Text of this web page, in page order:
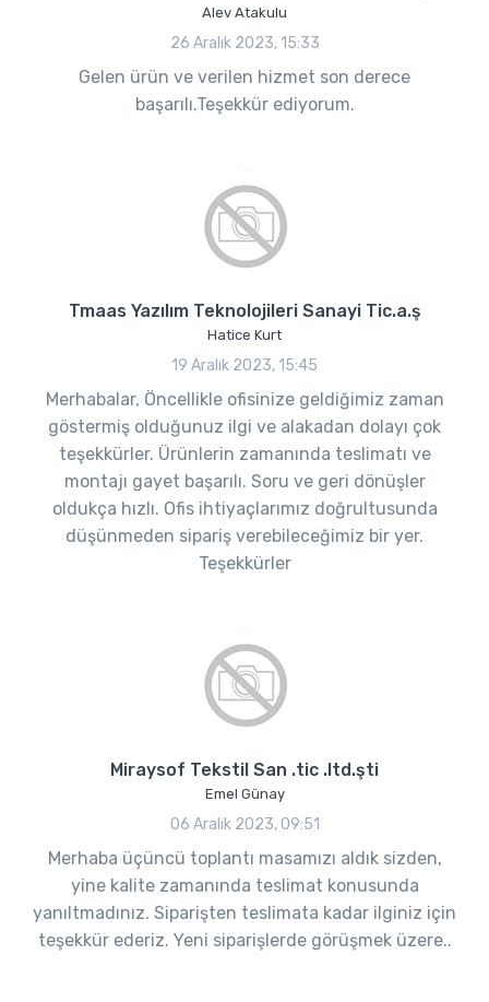
Alev Atakulu
26 Aralık 2023, 15:33
Gelen ürün ve verilen hizmet son derece
başarılı.Teşekkür ediyorum.
Tmaas Yazılım Teknolojileri Sanayi Tic.a.ş
Hatice Kurt
19 Aralık 2023, 15:45
Merhabalar, Öncellikle ofisinize geldiğimiz zaman
göstermiş olduğunuz ilgi ve alakadan dolayı çok
teşekkürler. Ürünlerin zamanında teslimatı ve
montajı gayet başarılı. Soru ve geri dönüşler
oldukça hızlı. Ofis ihtiyaçlarımız doğrultusunda
düşünmeden sipariş verebileceğimiz bir yer.
Teşekkürler
Miraysof Tekstil San .tic .ltd.şti
Emel Günay
06 Aralık 2023, 09:51
Merhaba üçüncü toplantı masamızı aldık sizden,
yine kalite zamanında teslimat konusunda
yanıltmadınız. Siparişten teslimata kadar ilginiz için
teşekkür ederiz. Yeni siparişlerde görüşmek üzere..